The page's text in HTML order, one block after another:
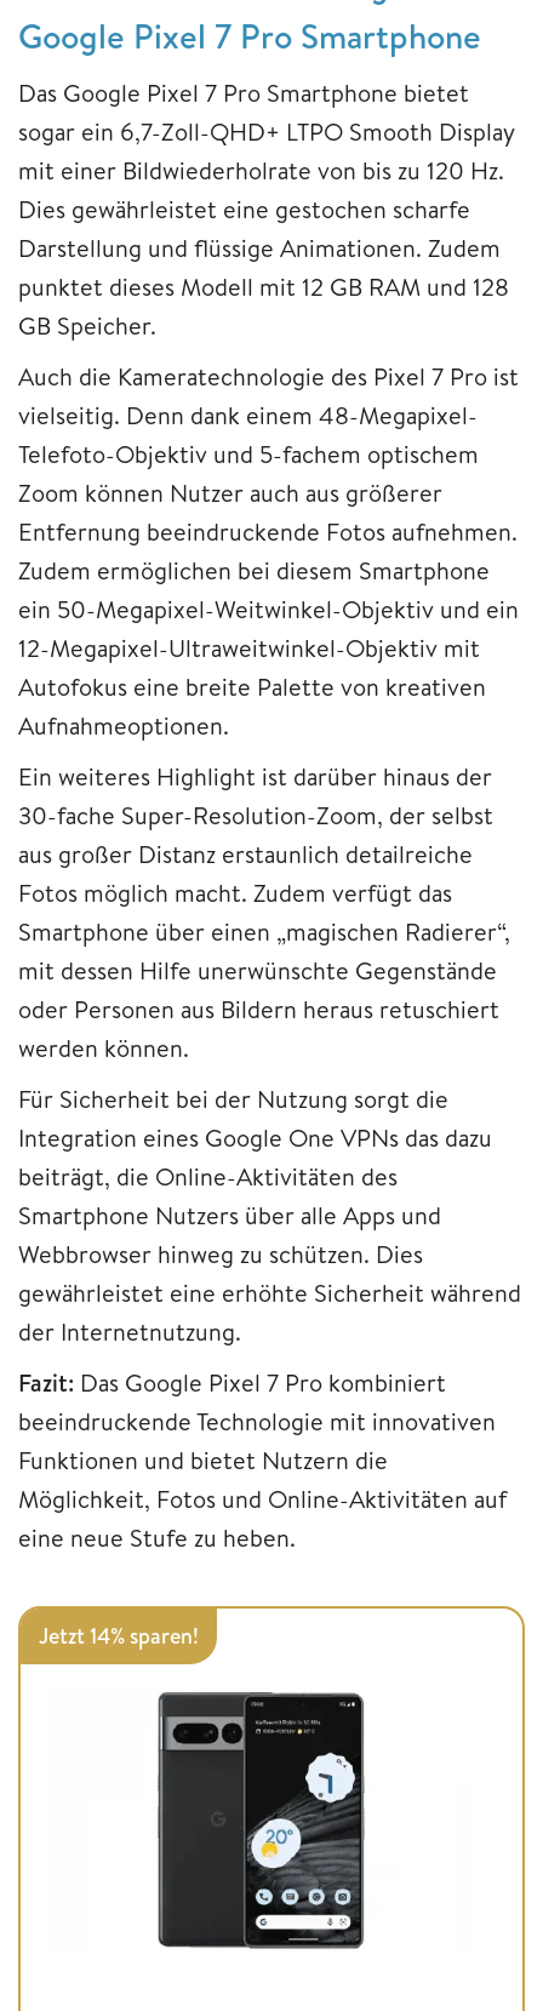
Google Pixel 7 Pro Smartphone
Das Google Pixel 7 Pro Smartphone bietet
sogar ein 6,7-Zoll-QHD+ LTPO Smooth Display
mit einer Bildwiederholrate von bis zu 120 Hz.
Dies gewährleistet eine gestochen scharfe
Darstellung und flüssige Animationen. Zudem
punktet dieses Modell mit 12 GB RAM und 128
GB Speicher.
Auch die Kameratechnologie des Pixel 7 Pro ist
vielseitig. Denn dank einem 48-Megapixel-
Telefoto-Objektiv und 5-fachem optischem
Zoom können Nutzer auch aus größerer
Entfernung beeindruckende Fotos aufnehmen.
Zudem ermöglichen bei diesem Smartphone
ein 50-Megapixel-Weitwinkel-Objektiv und ein
12-Megapixel-Ultraweitwinkel-Objektiv mit
Autofokus eine breite Palette von kreativen
Aufnahmeoptionen.
Ein weiteres Highlight ist darüber hinaus der
30-fache Super-Resolution-Zoom, der selbst
aus großer Distanz erstaunlich detailreiche
Fotos möglich macht. Zudem verfügt das
Smartphone über einen „magischen Radierer“,
mit dessen Hilfe unerwünschte Gegenstände
oder Personen aus Bildern heraus retuschiert
werden können.
Für Sicherheit bei der Nutzung sorgt die
Integration eines Google One VPNs das dazu
beiträgt, die Online-Aktivitäten des
Smartphone Nutzers über alle Apps und
Webbrowser hinweg zu schützen. Dies
gewährleistet eine erhöhte Sicherheit während
der Internetnutzung.
Fazit: Das Google Pixel 7 Pro kombiniert
beeindruckende Technologie mit innovativen
Funktionen und bietet Nutzern die
Möglichkeit, Fotos und Online-Aktivitäten auf
eine neue Stufe zu heben.
Jetzt 14% sparen!